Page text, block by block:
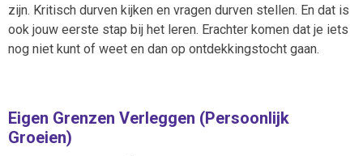
zijn. Kritisch durven kijken en vragen durven stellen. En dat is
ook jouw eerste stap bij het leren. Erachter komen dat je iets
nog niet kunt of weet en dan op ontdekkingstocht gaan.
Eigen Grenzen Verleggen (Persoonlijk
Groeien)